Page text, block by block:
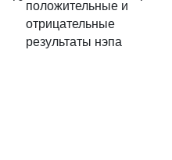
положительные и
отрицательные
результаты нэпа